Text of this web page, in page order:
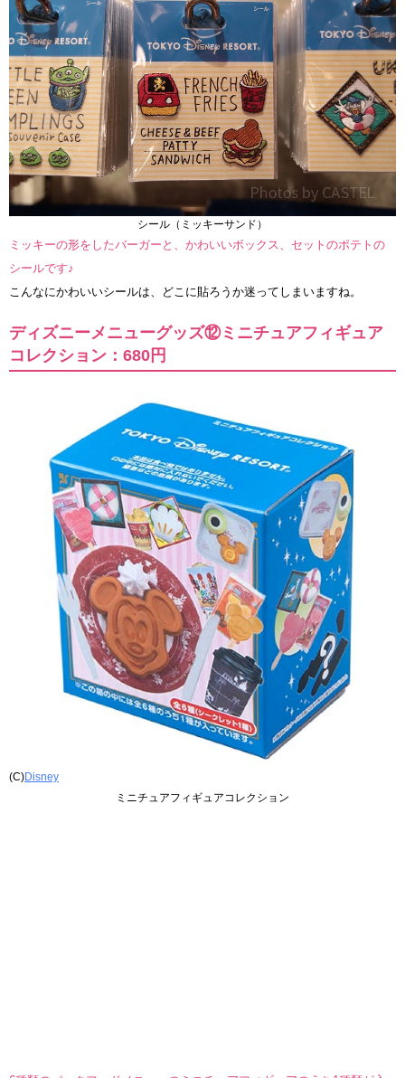
シール（ミッキーサンド）
ミッキーの形をしたバーガーと、かわいいボックス、セットのポテトの
シールです♪
こんなにかわいいシールは、どこに貼ろうか迷ってしまいますね。
ディズニーメニューグッズ⑫ミニチュアフィギュア
コレクション：680円
(C)Disney
ミニチュアフィギュアコレクション